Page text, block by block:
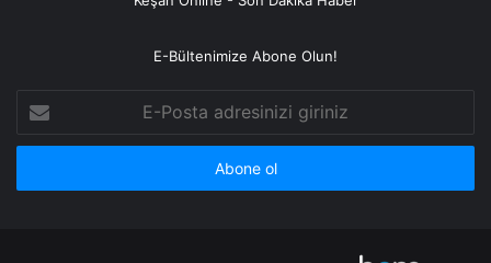
E-Bültenimize Abone Olun!
Posta
adresinizi